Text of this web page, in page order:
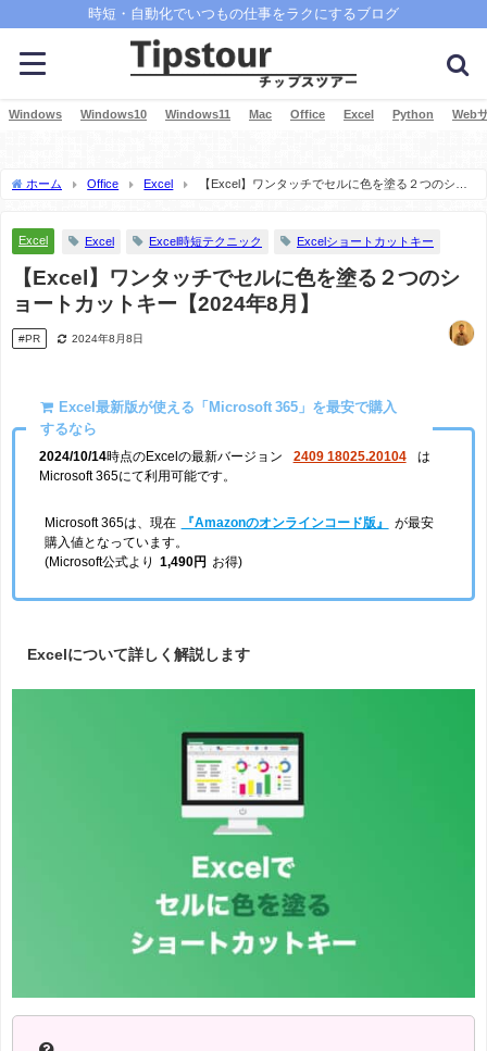
時短・自動化でいつもの仕事をラクにするブログ
Windows Windows10 Windows11 Mac Office Excel Python Web
ホーム Office Excel
【Excel】ワンタッチでセルに色を塗る２つのショ
Excel Excel Excel時短テクニック Excelショートカットキー
【Excel】ワンタッチでセルに色を塗る２つのシ
ョートカットキー【2024年8月】
#PR 2024年8月8日
Excel最新版が使える「Microsoft 365」を最安で購入
するなら
2024/10/14時点のExcelの最新バージョン 2409 18025.20104
は
Microsoft 365にて利用可能です。
Microsoft 365は、現在 『Amazonのオンラインコード版』
が最安
購入値となっています。
(Microsoft公式より
1,490円 お得)
Excelについて詳しく解説します